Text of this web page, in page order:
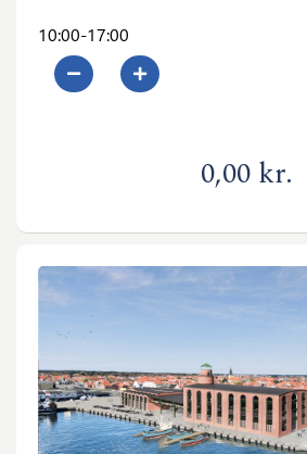
10:00-17:00
0,00 kr.